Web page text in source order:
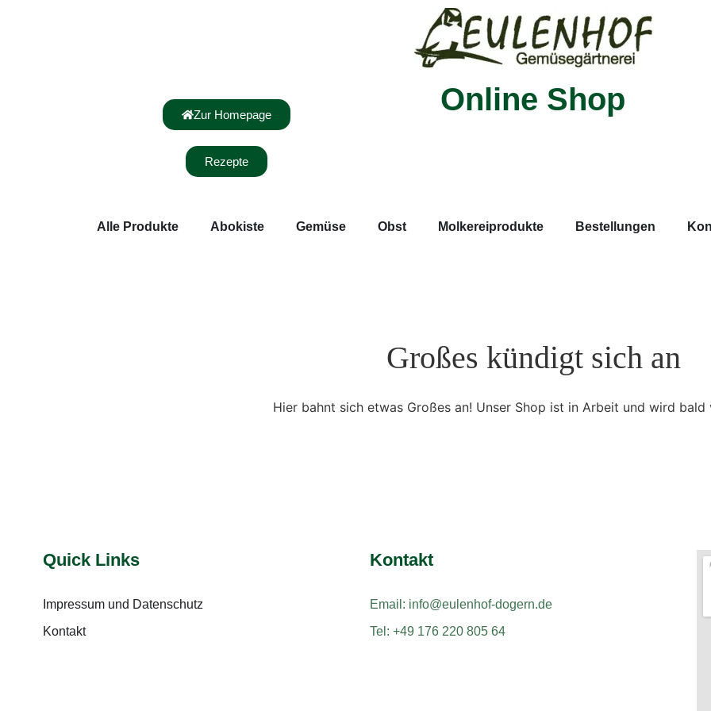
Zur Homepage
Rezepte
Online Shop
Alle Produkte Abokiste Gemüse Obst Molkereiprodukte Bestellungen
Großes kündigt sich an
Hier bahnt sich etwas Großes an! Unser Shop ist in Arbeit und wird
Quick Links
Impressum und Datenschutz
Kontakt
Kontakt
Email: info@eulenhof-dogern.de
Tel: +49 176 220 805 64